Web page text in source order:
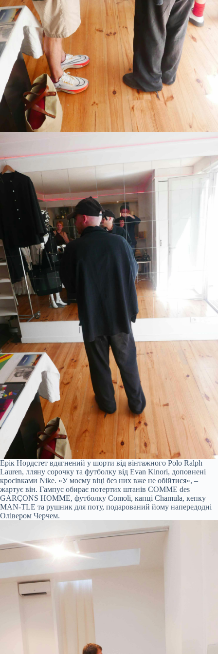
Ерік Нордстет вдягнений у шорти від вінтажного Polo Ralph
Lauren, лляну сорочку та футболку від Evan Kinori, доповнені
кросівками Nike. «У моєму віці без них вже не обійтися», –
жартує він. Гампус обирає потертих штанів COMME des
GARÇONS HOMME, футболку Comoli, капці Chamula, кепку
MAN-TLE та рушник для поту, подарований йому напередодні
Олівером Черчем.